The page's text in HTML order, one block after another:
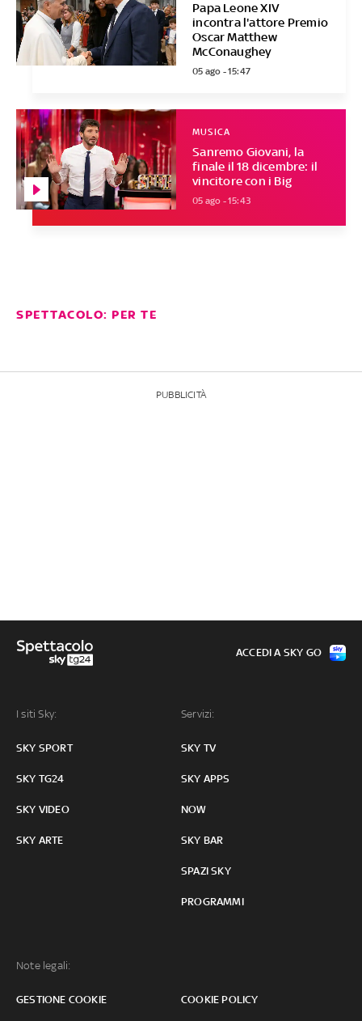
Papa Leone XIV
incontra l'attore Premio
Oscar Matthew
McConaughey
05 ago - 15:47
Sanremo Giovani, la
finale il 18 dicembre: il
vincitore con i Big
MUSICA
05 ago - 15:43
SPETTACOLO: PER TE
PUBBLICITÀ
I siti Sky:
SKY SPORT
SKY TG24
SKY VIDEO
SKY ARTE
Servizi:
SKY TV
SKY APPS
NOW
SKY BAR
SPAZI SKY
PROGRAMMI
Note legali:
GESTIONE COOKIE COOKIE POLICY
ACCEDI A SKY GO